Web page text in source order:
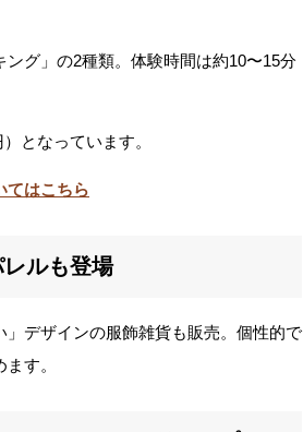
グ」の2種類。体験時間は約10〜15分
となっています。
てはこちら
ルも登場
デザインの服飾雑貨も販売。個性的で
す。